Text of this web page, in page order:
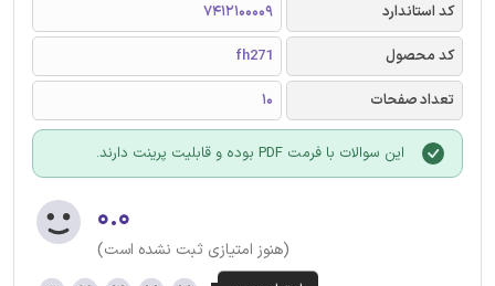
کد استاندارد
7412100009
کد محصول
fh271
تعداد صفحات
10
این سوالات با فرمت PDF بوده و قابلیت پرینت دارند.
۰.۰
(هنوز امتیازی ثبت نشده است)